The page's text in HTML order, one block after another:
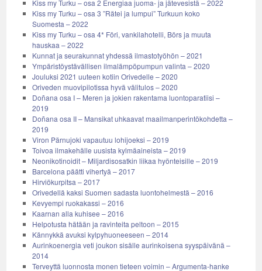
Kiss my Turku – osa 2 Energiaa juoma- ja jätevesistä – 2022
Kiss my Turku – osa 3 ”Rätei ja lumpui” Turkuun koko
Suomesta – 2022
Kiss my Turku – osa 4* Föri, vankilahotelli, Börs ja muuta
hauskaa – 2022
Kunnat ja seurakunnat yhdessä ilmastotyöhön – 2021
Ympäristöystävällisen ilmalämpöpumpun valinta – 2020
Jouluksi 2021 uuteen kotiin Orivedelle – 2020
Oriveden muovipilotissa hyvä välitulos – 2020
Doñana osa I – Meren ja jokien rakentama luontoparatiisi –
2019
Doñana osa II – Mansikat uhkaavat maailmanperintökohdetta –
2019
Viron Pärnujoki vapautuu lohijoeksi – 2019
Toivoa ilmakehälle uusista kylmäaineista – 2019
Neonikotinoidit – Miljardisosatkin liikaa hyönteisille – 2019
Barcelona päätti vihertyä – 2017
Hirviökurpitsa – 2017
Orivedellä kaksi Suomen sadasta luontohelmestä – 2016
Kevyempi ruokakassi – 2016
Kaarnan alla kuhisee – 2016
Helpotusta hätään ja ravinteita peltoon – 2015
Kännykkä avuksi kylpyhuoneeseen – 2014
Aurinkoenergia veti joukon sisälle aurinkoisena syyspäivänä –
2014
Terveyttä luonnosta monen tieteen voimin – Argumenta-hanke